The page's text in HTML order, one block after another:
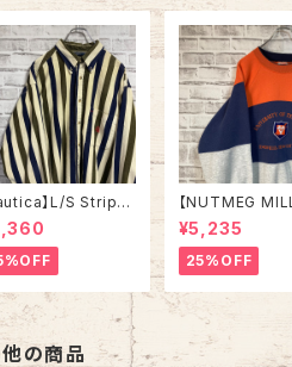
】L/S Stripe
Shirt L 90
ティカ ストライプ
デュロイ シャツ ボ
ダウン 長袖 ワンポ
トロゴ 刺繍ロゴ 旧
USA アメリカ 古着
【NUTMEG
weat XL Made
A 90s
OF
tage ナツメグミ
レッジモノ カレ
テネシー大学 ス
トレーナー ヴィ
¥5,235
25%OFF
の商品